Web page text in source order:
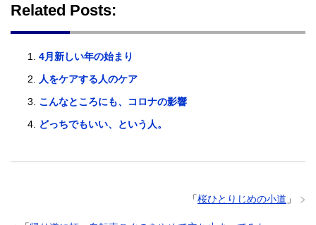
Related Posts:
4月新しい年の始まり
人をケアする人のケア
こんなところにも、コロナの影響
どっちでもいい、という人。
「桜ひとりじめの小道 」